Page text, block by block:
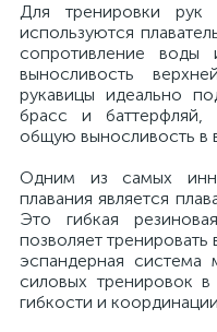
Для тренировки
используются
сопротивление
выносливость
рукавицы идеально
брасс и баттерфляй,
общую выносливость в
Одним из самых
плавания является
Это гибкая
позволяет
эспандерная система
силовых тренировок
гибкости и